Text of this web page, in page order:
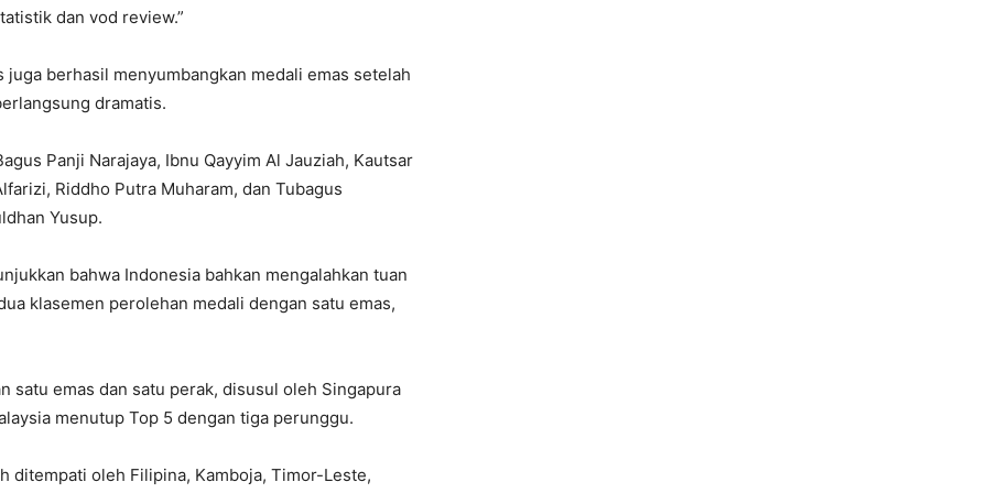
dan vod review.”
berhasil menyumbangkan medali emas setelah
dramatis.
Panji Narajaya, Ibnu Qayyim Al Jauziah, Kautsar
Riddho Putra Muharam, dan Tubagus
Yusup.
bahwa Indonesia bahkan mengalahkan tuan
klasemen perolehan medali dengan satu emas,
satu emas dan satu perak, disusul oleh Singapura
menutup Top 5 dengan tiga perunggu.
ditempati oleh Filipina, Kamboja, Timor-Leste,